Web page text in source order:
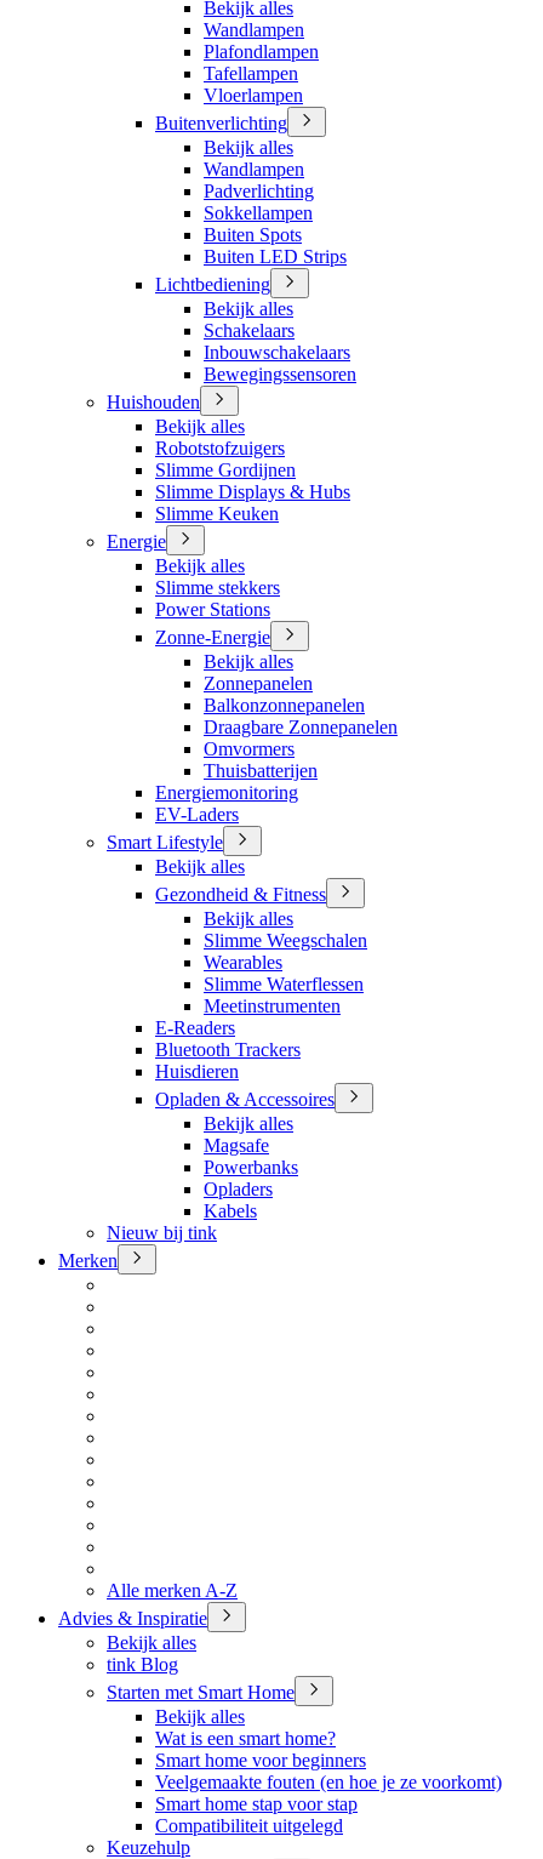
Bekijk alles
Wandlampen
Plafondlampen
Tafellampen
Vloerlampen
Buitenverlichting
Bekijk alles
Wandlampen
Padverlichting
Sokkellampen
Buiten Spots
Buiten LED Strips
Lichtbediening
Bekijk alles
Schakelaars
Inbouwschakelaars
Bewegingssensoren
Huishouden
Bekijk alles
Robotstofzuigers
Slimme Gordijnen
Slimme Displays & Hubs
Slimme Keuken
Energie
Bekijk alles
Slimme stekkers
Power Stations
Zonne-Energie
Bekijk alles
Zonnepanelen
Balkonzonnepanelen
Draagbare Zonnepanelen
Omvormers
Thuisbatterijen
Energiemonitoring
EV-Laders
Smart Lifestyle
Bekijk alles
Gezondheid & Fitness
Bekijk alles
Slimme Weegschalen
Wearables
Slimme Waterflessen
Meetinstrumenten
E-Readers
Bluetooth Trackers
Huisdieren
Opladen & Accessoires
Bekijk alles
Magsafe
Powerbanks
Opladers
Kabels
Nieuw bij tink
Merken
Alle merken A-Z
Advies & Inspiratie
Bekijk alles
tink Blog
Starten met Smart Home
Bekijk alles
Wat is een smart home?
Smart home voor beginners
Veelgemaakte fouten (en hoe je ze voorkomt)
Smart home stap voor stap
Compatibiliteit uitgelegd
Keuzehulp